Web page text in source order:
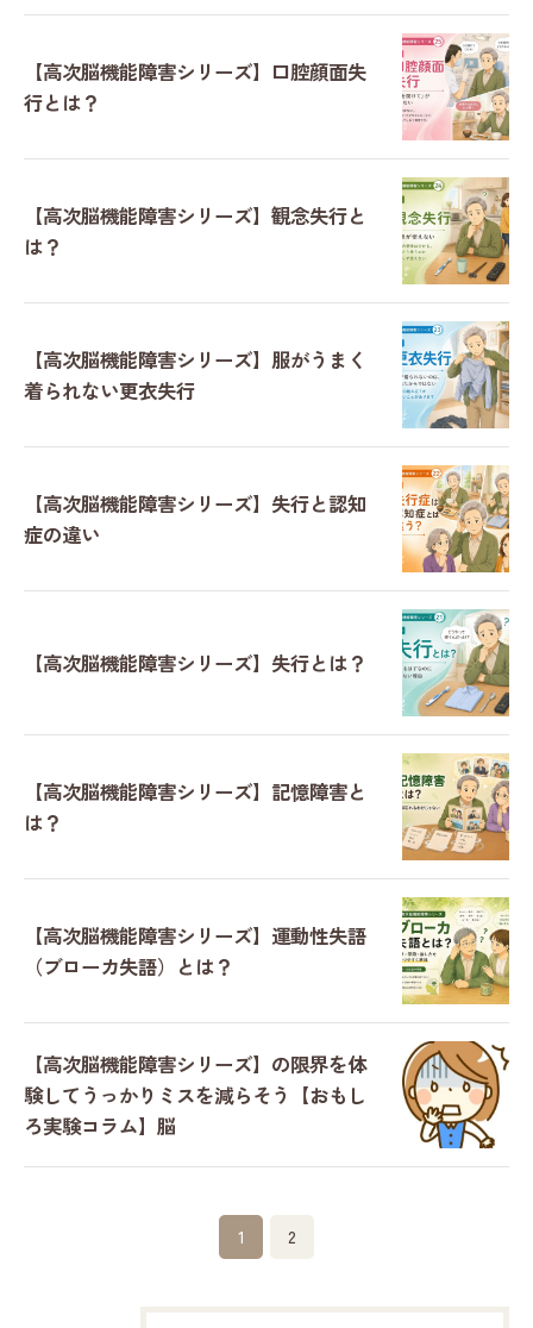
【高次脳機能障害シリーズ】口腔顔面失
行とは？
【高次脳機能障害シリーズ】観念失行と
は？
【高次脳機能障害シリーズ】服がうまく
着られない更衣失行
【高次脳機能障害シリーズ】失行と認知
症の違い
【高次脳機能障害シリーズ】失行とは？
【高次脳機能障害シリーズ】記憶障害と
は？
【高次脳機能障害シリーズ】運動性失語
（ブローカ失語）とは？
【高次脳機能障害シリーズ】の限界を体
験してうっかりミスを減らそう【おもし
ろ実験コラム】脳
1 2